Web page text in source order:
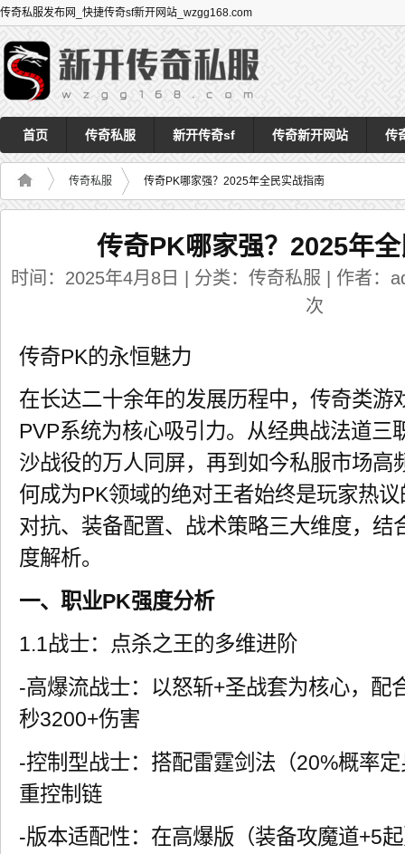
传奇私服发布网_快捷传奇sf新开网站_wzgg168.com
首页 传奇私服 新开传奇sf 传奇新开网站 传
传奇私服 传奇PK哪家强？2025年全民实战指南
传奇PK哪家强？2025年
时间：2025年4月8日 | 分类：传奇私服 | 作者：
次
传奇PK的永恒魅力
在长达二十余年的发展历程中，传奇类游
PVP系统为核心吸引力。从经典战法道三
沙战役的万人同屏，再到如今私服市场高
何成为PK领域的绝对王者始终是玩家热
对抗、装备配置、战术策略三大维度，结
度解析。
一、职业PK强度分析
1.1战士：点杀之王的多维进阶
-高爆流战士：以怒斩+圣战套为核心，配
秒3200+伤害
-控制型战士：搭配雷霆剑法（20%概率
重控制链
-版本适配性：在高爆版（装备攻魔道+5